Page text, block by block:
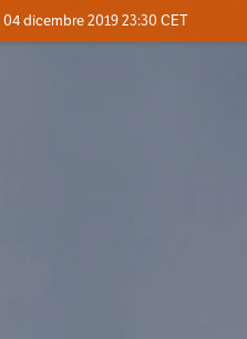
dicembre 2019 23:30 CET